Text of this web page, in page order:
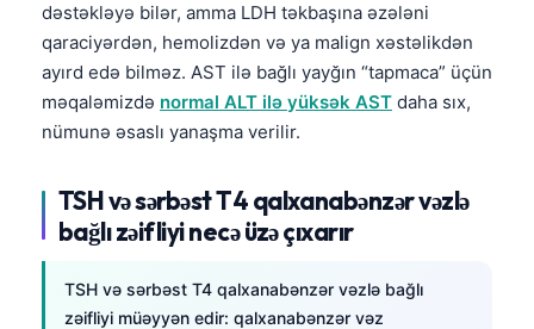
dəstəkləyə bilər, amma LDH təkbaşına əzələni
qaraciyərdən, hemolizdən və ya malign xəstəlikdən
ayırd edə bilməz. AST ilə bağlı yayğın “tapmaca” üçün
məqaləmizdə normal ALT ilə yüksək AST daha sıx,
nümunə əsaslı yanaşma verilir.
TSH və sərbəst T4 qalxanabənzər vəzlə
bağlı zəifliyi necə üzə çıxarır
TSH və sərbəst T4 qalxanabənzər vəzlə bağlı
zəifliyi müəyyən edir: qalxanabənzər vəz
Македонски јазик
Gàidhlig
Occitan
العربية المغربية
Afrikaans
Монгол